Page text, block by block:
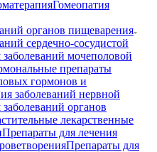
Гомеопатия
органов пищеварения
сердечно-сосудистой
мочеполовой
препараты
гормонов и
заболеваний нервной
органов
лекарственные
Препараты для лечения
Препараты для